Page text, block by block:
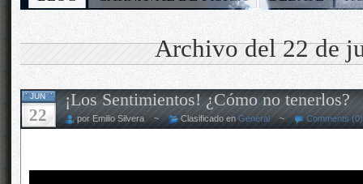
Archivo del 22 de
JUN
22
¡Los Sentimientos! ¿Cómo no tenerlos?
por Emilio Silvera ~ Clasificado en General ~ Comments (0)